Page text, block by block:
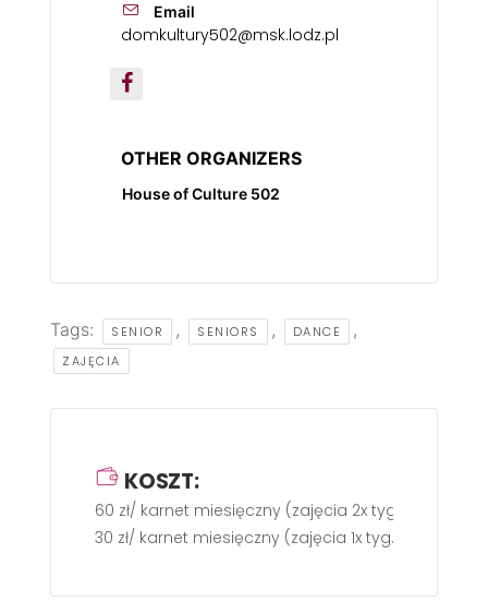
Email
domkultury502@msk.lodz.pl
OTHER ORGANIZERS
House of Culture 502
Tags: SENIOR , SENIORS , DANCE ,
ZAJĘCIA
KOSZT:
60 zł/ karnet miesięczny (zajęcia 2x tyg.)
30 zł/ karnet miesięczny (zajęcia 1x tyg.)